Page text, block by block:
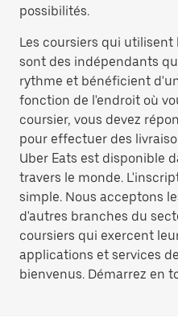
possibilités.
Les coursiers qui utilisent
sont des indépendants
rythme et bénéficient
fonction de l'endroit où
coursier, vous devez
pour effectuer des
Uber Eats est disponible
travers le monde.
simple. Nous acceptons
d'autres branches du
coursiers qui exercent
applications et services
bienvenus. Démarrez en